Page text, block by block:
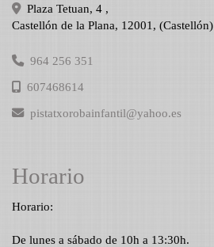
Plaza Tetuan, 4 ,
Castellón de la Plana, 12001 , (Castellón)
964 256 351
607468614
pistatxorobainfantil
yahoo.es
Horario
Horario:
De lunes a sábado de 10h a 13:30h.